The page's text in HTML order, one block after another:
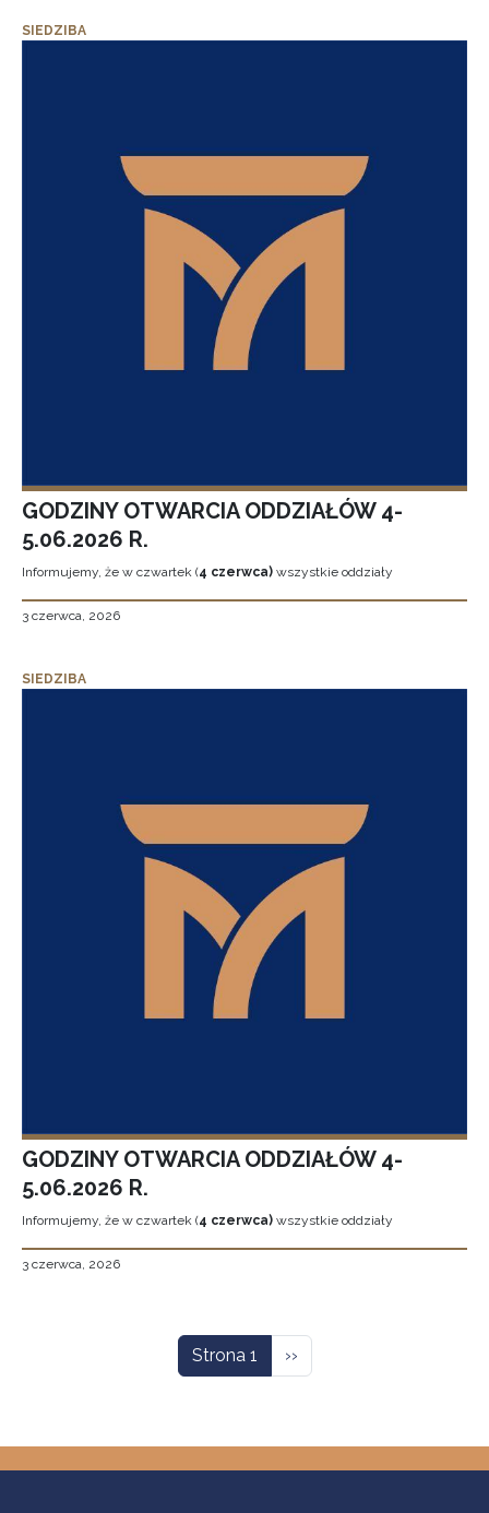
SIEDZIBA
GODZINY OTWARCIA ODDZIAŁÓW 4-
5.06.2026 R.
Informujemy, że w czwartek (4 czerwca) wszystkie oddziały
3 czerwca, 2026
SIEDZIBA
GODZINY OTWARCIA ODDZIAŁÓW 4-
5.06.2026 R.
Informujemy, że w czwartek (4 czerwca) wszystkie oddziały
3 czerwca, 2026
Strona 1 Następna strona
››